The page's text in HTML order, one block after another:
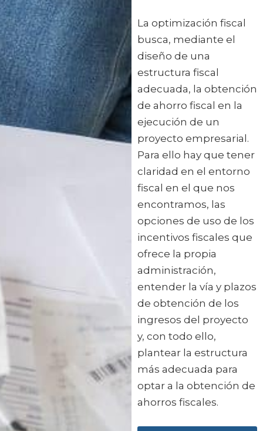
La optimización fiscal
busca, mediante el
diseño de una
estructura fiscal
adecuada, la obtención
de ahorro fiscal en la
ejecución de un
proyecto empresarial.
Para ello hay que tener
claridad en el entorno
fiscal en el que nos
encontramos, las
opciones de uso de los
incentivos fiscales que
ofrece la propia
administración,
entender la vía y plazos
de obtención de los
ingresos del proyecto
y, con todo ello,
plantear la estructura
más adecuada para
optar a la obtención de
ahorros fiscales.